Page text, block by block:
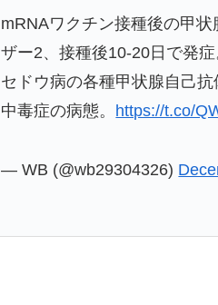
mRNAワクチン接種後の甲
ザー2、接種後10-20日で発
セドウ病の各種甲状腺自己
中毒症の病態。 https://t.co/
— WB (@wb29304326)